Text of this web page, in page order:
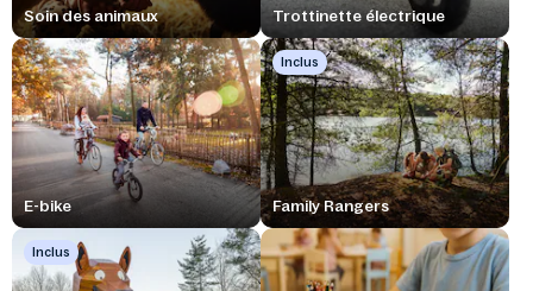
Soin des animaux Trottinette électrique
E-bike
Inclus
Family Rangers
Inclus